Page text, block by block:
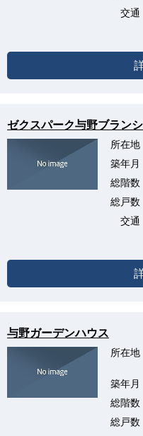
交通
ゼクスパーク与野ブラン
所在地
築年月
総階数
総戸数
交通
与野ガーデンハウス
所在地
築年月
総階数
総戸数